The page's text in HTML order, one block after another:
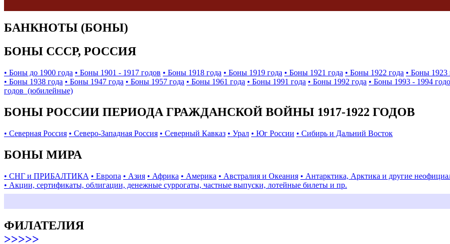
БАНКНОТЫ (БОНЫ)
БОНЫ СССР, РОССИЯ
• Боны до 1900 года • Боны 1901 - 1917 годов • Боны 1918 года • Боны 1919 года • Боны 1921 года • Боны 1922 года • Боны 1923
• Боны 1938 года • Боны 1947 года • Боны 1957 года • Боны 1961 года • Боны 1991 года • Боны 1992 года • Боны 1993 - 1994
годов (юбилейные)
БОНЫ РОССИИ ПЕРИОДА ГРАЖДАНСКОЙ ВОЙНЫ 1917-1922 ГОДОВ
• Северная Россия • Северо-Западная Россия • Северный Кавказ • Урал • Юг России • Сибирь и Дальний Восток
БОНЫ МИРА
• СНГ и ПРИБАЛТИКА • Европа • Азия • Африка • Америка • Австралия и Океания • Антарктика, Арктика и другие
• Акции, сертификаты, облигации, денежные суррогаты, частные выпуски, лотейные билеты и пр.
ФИЛАТЕЛИЯ
>>>>>